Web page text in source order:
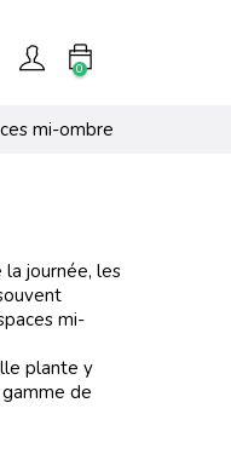
0
mi-ombre
journée, les
mi-
plante y
de